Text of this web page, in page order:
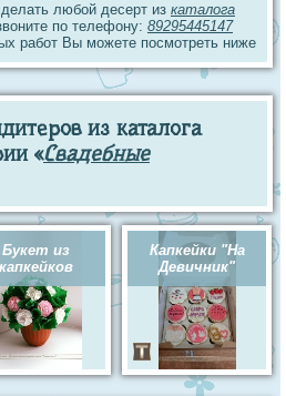
любой десерт из каталога
по телефону: 89295445147
работ Вы можете посмотреть ниже
из каталога
«Свадебные
Букет из
капкейков
Капкейки "На
Девичник"